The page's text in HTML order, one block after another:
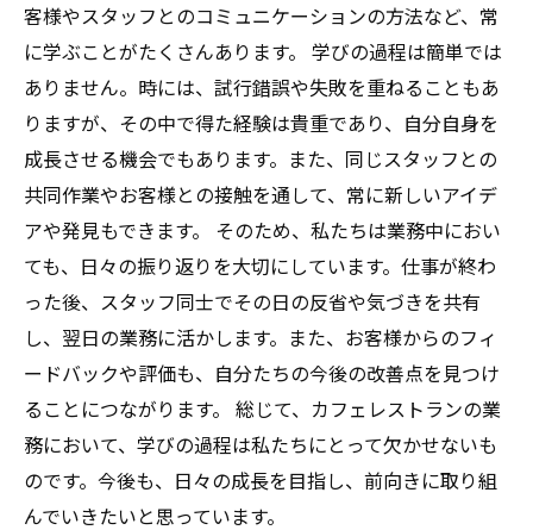
客様やスタッフとのコミュニケーションの方法など、常
に学ぶことがたくさんあります。 学びの過程は簡単では
ありません。時には、試行錯誤や失敗を重ねることもあ
りますが、その中で得た経験は貴重であり、自分自身を
成長させる機会でもあります。また、同じスタッフとの
共同作業やお客様との接触を通して、常に新しいアイデ
アや発見もできます。 そのため、私たちは業務中におい
ても、日々の振り返りを大切にしています。仕事が終わ
った後、スタッフ同士でその日の反省や気づきを共有
し、翌日の業務に活かします。また、お客様からのフィ
ードバックや評価も、自分たちの今後の改善点を見つけ
ることにつながります。 総じて、カフェレストランの業
務において、学びの過程は私たちにとって欠かせないも
のです。今後も、日々の成長を目指し、前向きに取り組
んでいきたいと思っています。